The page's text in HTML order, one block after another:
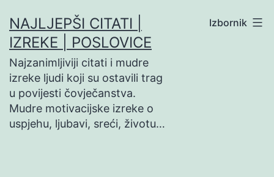
na
sadržaj
NAJLJEPŠI CITATI |
IZREKE | POSLOVICE
Najzanimljiviji citati i mudre
izreke ljudi koji su ostavili trag
u povijesti čovječanstva.
Mudre motivacijske izreke o
uspjehu, ljubavi, sreći, životu…
Izbornik